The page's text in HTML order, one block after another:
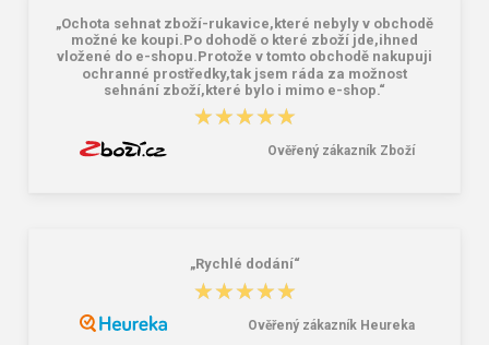
„Ochota sehnat zboží-rukavice,které nebyly v obchodě
možné ke koupi.Po dohodě o které zboží jde,ihned
vložené do e-shopu.Protože v tomto obchodě nakupuji
ochranné prostředky,tak jsem ráda za možnost
sehnání zboží,které bylo i mimo e-shop.“
★★★★★
★★★★★
Ověřený zákazník Zboží
„Rychlé dodání“
★★★★★
★★★★★
Ověřený zákazník Heureka